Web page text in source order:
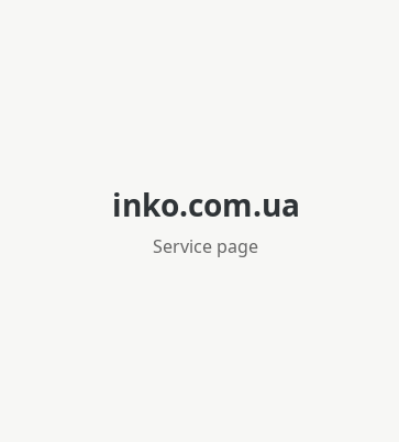
inko.com.ua
Service page